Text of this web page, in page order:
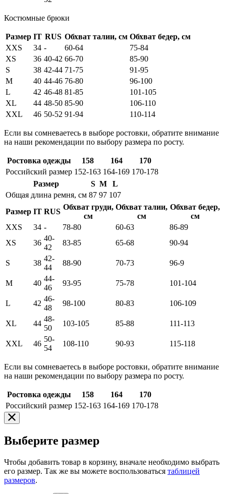
Костюмные брюки
Размер IT RUS Обхват талии, см Обхват бедер, см
XXS
34 - 60-64
75-84
XS
36 40-42 66-70
85-90
S
38 42-44 71-75
91-95
M
40 44-46 76-80
96-100
L
42 46-48 81-85
101-105
XL
44 48-50 85-90
106-110
XXL
46 50-52 91-94 110-114
Если вы сомневаетесь в выборе ростовки, обратите внимание
на наши рекомендации по выбору размера по росту.
Ростовка одежды 158 164
170
Российский размер 152-163 164-169 170-178
Размер
S M
L
Общая длина ремня, см 87 97 107
Размер IT RUS
Обхват груди,
см
Обхват талии,
см
Обхват бедер,
см
XXS
34 - 78-80 60-63
86-89
XS
36
40-
42
83-85 65-68 90-94
S 38
42-
44
88-90 70-73 96-9
M 40
44-
46
93-95 75-78 101-104
L 42
46-
48
98-100 80-83 106-109
XL 44
48-
50
103-105 85-88 111-113
XXL 46
50-
54
108-110 90-93 115-118
Если вы сомневаетесь в выборе ростовки, обратите внимание
на наши рекомендации по выбору размера по росту.
Ростовка одежды 158 164
170
Российский размер 152-163 164-169 170-178
Выберите размер
Чтобы добавить товар в корзину, вначале необходимо выбрать
его размер. Так же вы можете воспользоваться таблицей
размеров.